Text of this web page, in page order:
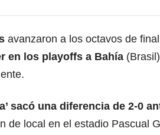
avanzaron a los octavos de
en los playoffs a Bahía (Brasil)
sacó una diferencia de 2-0
de local en el estadio Pascual